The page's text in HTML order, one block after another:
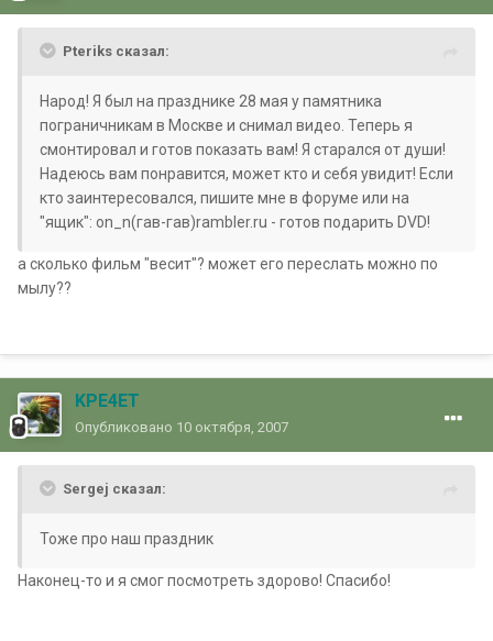
Pteriks сказал:
Народ! Я был на празднике 28 мая у памятника
пограничникам в Москве и снимал видео. Теперь я
смонтировал и готов показать вам! Я старался от души!
Надеюсь вам понравится, может кто и себя увидит! Если
кто заинтересовался, пишите мне в форуме или на
"ящик": on_n(гав-гав)rambler.ru - готов подарить DVD!
а сколько фильм "весит"? может его переслать можно по
мылу??
KPE4ET
Опубликовано 10 октября, 2007
Sergej сказал:
Тоже про наш праздник
Наконец-то и я смог посмотреть здорово! Спасибо!